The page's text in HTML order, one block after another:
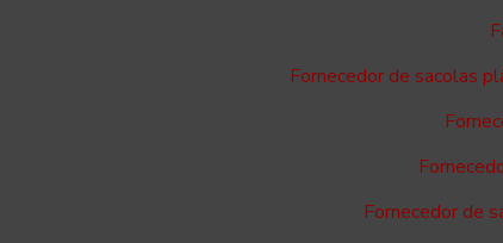
Fornecedor de sacolas
Fornecedor de